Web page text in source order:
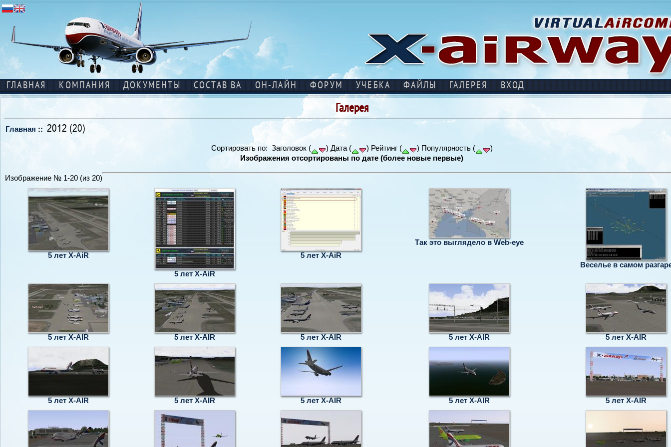
ГЛАВНАЯ КОМПАНИЯ ДОКУМЕНТЫ СОСТАВ ВА ОН-ЛАЙН ФОРУМ УЧЕБКА ФАЙЛЫ ГАЛЕРЕЯ ВХОД
Галерея
Главная :: 2012 (20)
Сортировать по: Заголовок ( ) Дата ( ) Рейтинг ( ) Популярность (
)
Изображения отсортированы по дате (более новые первые)
Изображение № 1-20 (из 20)
5 лет X-AiR
5 лет X-AiR
5 лет X-AiR
Так это выглядело в Web-eye
Веселье в самом
5 лет X-AIR 5 лет X-AIR 5 лет X-AIR 5 лет X-AIR 5 лет X-AIR
5 лет X-AIR 5 лет X-AIR 5 лет X-AIR 5 лет X-AIR 5 лет X-AIR